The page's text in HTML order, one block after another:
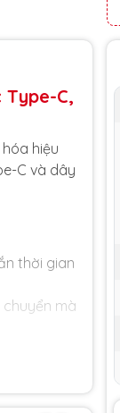
Type-C,
hiệu
C và dây
thời gian
chuyển mà
dụng
đảm